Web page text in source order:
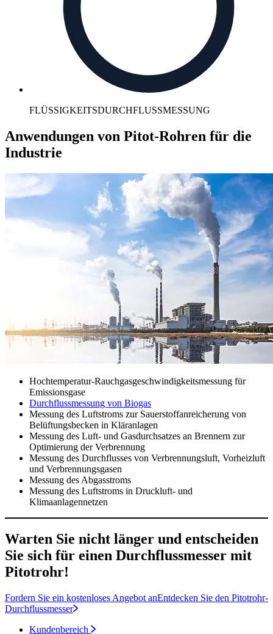
FLÜSSIGKEITSDURCHFLUSSMESSUNG
Anwendungen von Pitot-Rohren für die
Industrie
Hochtemperatur-Rauchgasgeschwindigkeitsmessung für
Emissionsgase
Durchflussmessung von Biogas
Messung des Luftstroms zur Sauerstoffanreicherung von
Belüftungsbecken in Kläranlagen
Messung des Luft- und Gasdurchsatzes an Brennern zur
Optimierung der Verbrennung
Messung des Durchflusses von Verbrennungsluft, Vorheizluft
und Verbrennungsgasen
Messung des Abgasstroms
Messung des Luftstroms in Druckluft- und
Klimaanlagennetzen
Warten Sie nicht länger und entscheiden
Sie sich für einen Durchflussmesser mit
Pitotrohr!
Fordern Sie ein kostenloses Angebot anEntdecken Sie den Pitotrohr-
Durchflussmesser
Kundenbereich